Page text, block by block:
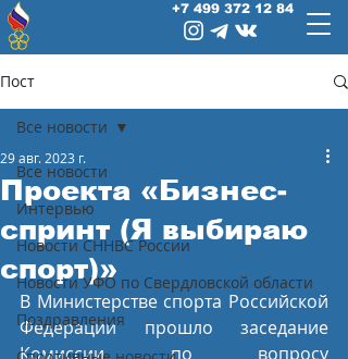
+7 499 372 12 84
Пост
Все новости
Интервью
Новости СННВС России
Новости УФО по Свердловской области
Поздравления
Все новости
Проекта «Бизнес-
спринт (Я выбираю
спорт)»
29 авг. 2023 г.
В Министерстве спорта Российской
Федерации прошло заседание
Комиссии по вопросу